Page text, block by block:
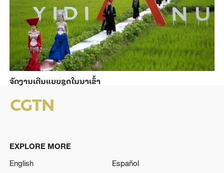
ຈັດງານເດີນແບບຊຸດໃນນາເຂົ້າ
EXPLORE MORE
English
Español